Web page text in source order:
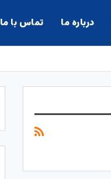
درباره ما تماس با ما